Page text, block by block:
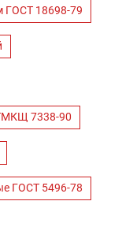
ГОСТ 18698-79
7338-90
ГОСТ 5496-78